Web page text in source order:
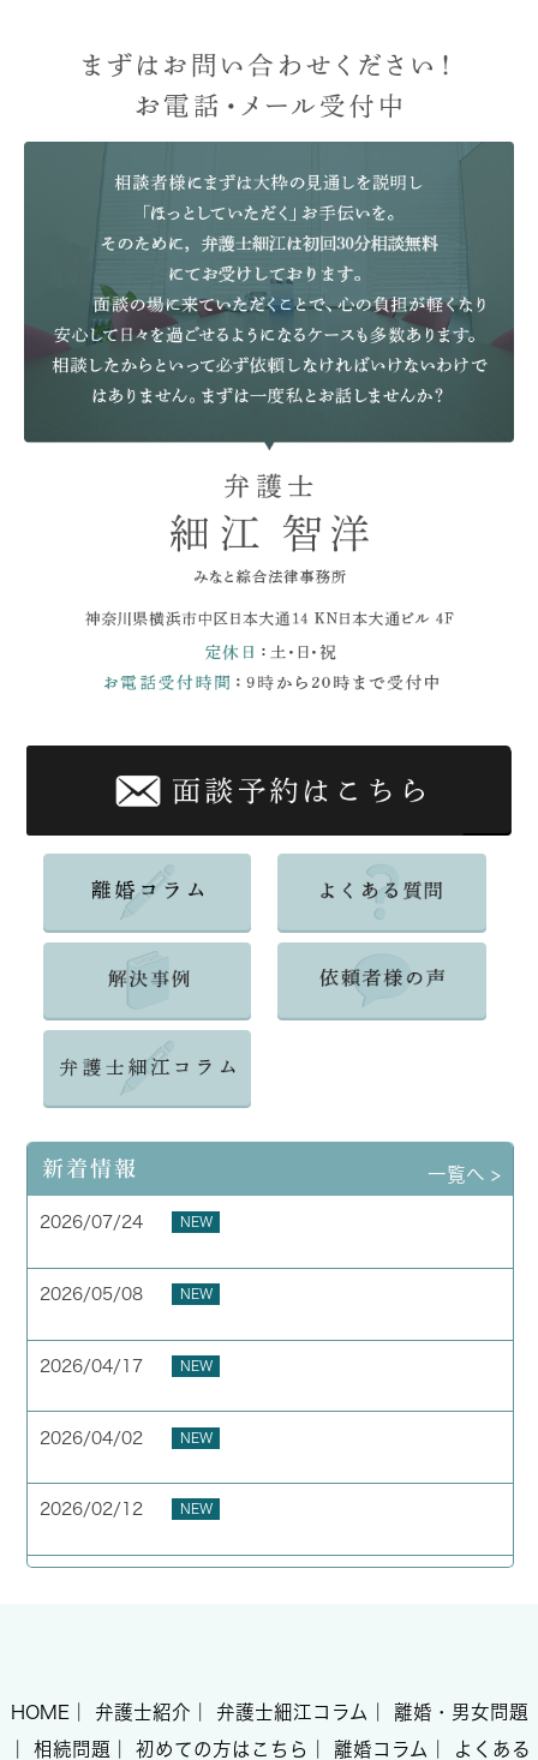
新着情報 一覧へ >
2026/07/24 NEW
2026/05/08 NEW
2026/04/17 NEW
2026/04/02 NEW
2026/02/12 NEW
HOME 弁護士紹介 弁護士細江コラム
離婚・男女問題
相続問題 初めての方はこちら 離婚コラム よくある